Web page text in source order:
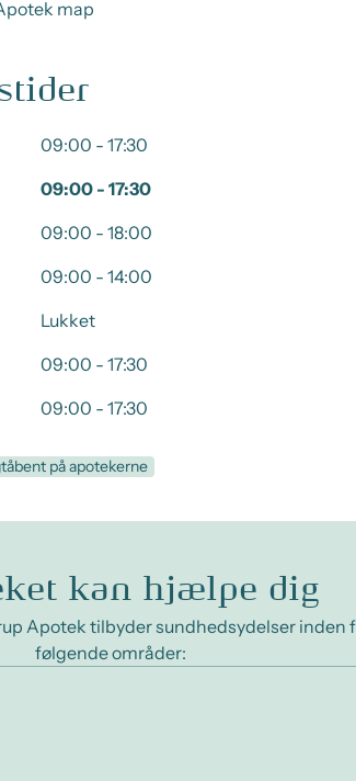
09:00 - 17:30
09:00 - 17:30
09:00 - 18:00
09:00 - 14:00
Lukket
09:00 - 17:30
09:00 - 17:30
på apotekerne
kan hjælpe dig
Apotek tilbyder sundhedsydelser inden
følgende områder: